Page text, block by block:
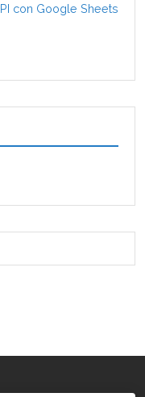
con Google Sheets